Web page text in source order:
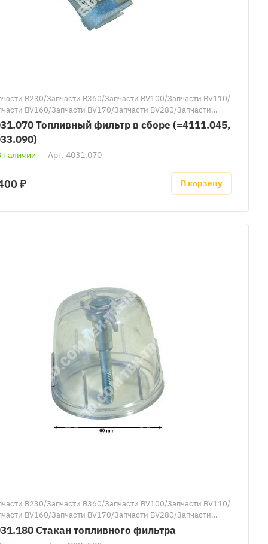
B230/Запчасти B360/Запчасти BV100/Запчасти BV110/
BV160/Запчасти BV170/Запчасти BV280/Запчасти
Запчасти к тепловым пушкам Master/Запчасти BV691/
BV470/Запчасти BV690/Запчасти BV471
Топливный фильтр в сборе (=4111.045,
наличии Арт. 4031.070
₽ В корзину
B230/Запчасти B360/Запчасти BV100/Запчасти BV110/
BV160/Запчасти BV170/Запчасти BV280/Запчасти
Запчасти к тепловым пушкам Master/Запчасти BV691/
BV470/Запчасти BV690/Запчасти BV471
Стакан топливного фильтра